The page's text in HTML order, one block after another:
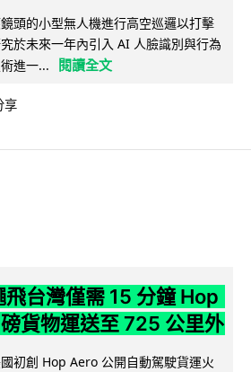
頭的小型無人機進行高空巡邏以打擊
於未來一年內引入 AI 人臉識別與行為
進一...
閱讀全文
享
台灣僅需 15 分鐘 Hop
貨物運送至 725 公里外
國初創 Hop Aero 公開自動駕駛貨運火